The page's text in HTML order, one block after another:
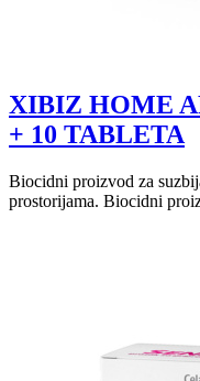
XIBIZ HOME
+ 10 TABLETA
Biocidni proizvod za
prostorijama. Biocidni